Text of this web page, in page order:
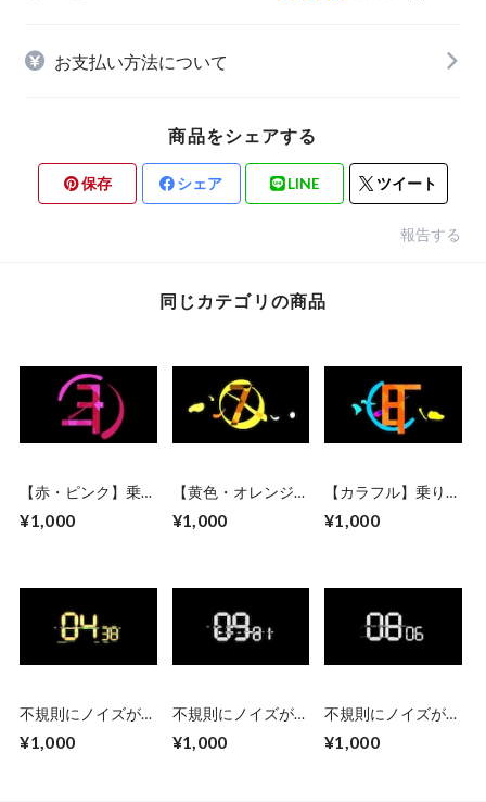
お支払い方法について
商品をシェアする
保存 シェア LINE ツイート
報告する
同じカテゴリの商品
【赤・ピンク】乗り
使えるゴシック系カ
材・Premiere Proデ
¥1,000
【黄色・オレンジ】
ても使えるゴシック
り素材・Premiere
¥1,000
【カラフル】乗り替
えるゴシック系カウ
材・Premiere Proデ
¥1,000
不規則にノイズが走
トアップ 黄色
¥1,000
不規則にノイズが走
トアップ 白
¥1,000
不規則にノイズが走
トダウン 白
¥1,000